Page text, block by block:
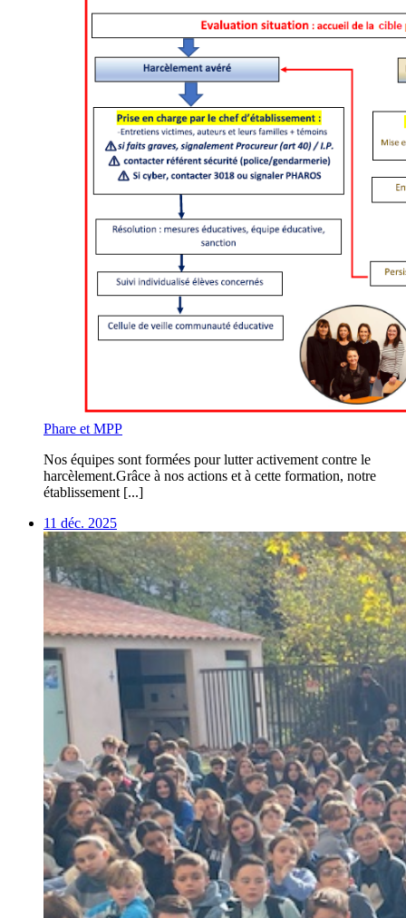
Phare et MPP
Nos équipes sont formées pour lutter activement contre le
harcèlement.Grâce à nos actions et à cette formation, notre
établissement [...]
11 déc. 2025